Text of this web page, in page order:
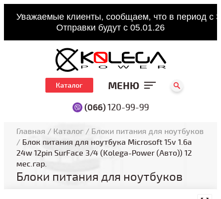
Уважаемые клиенты, сообщаем, что в период с
Отправки будут с 05.01.26
(066)120-99-99
Каталог МЕНЮ
Главная / Каталог / Блоки питания для ноутбуков
/ Блок питания для ноутбука Microsoft 15v 1.6a
24w 12pin SurFace 3/4 (Kolega-Power (Авто)) 12
мес.гар.
Блоки питания для ноутбуков